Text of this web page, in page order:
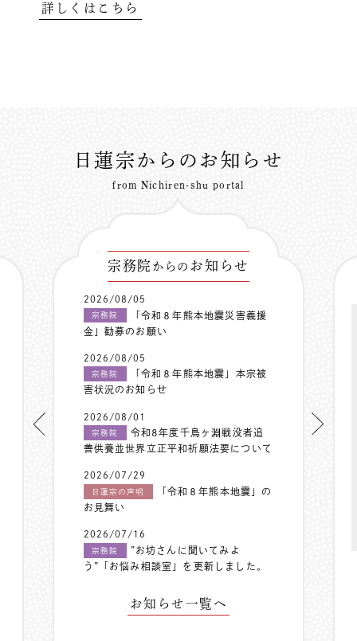
詳しくはこちら
日蓮宗からのお知らせ
from Nichiren-shu portal
宗務院 からの お知らせ
2026/08/05
宗務院
「令和８年熊本地震災害義援
金」勧募のお願い
2026/08/05
宗務院
「令和８年熊本地震」本宗被
害状況のお知らせ
2026/08/01
宗務院
令和8年度千鳥ヶ淵戦没者追
善供養並世界立正平和祈願法要について
2026/07/29
日蓮宗の声明
「令和８年熊本地震」の
お見舞い
2026/07/16
宗務院
”お坊さんに聞いてみよ
う”「お悩み相談室」を更新しました。
お知らせ一覧へ